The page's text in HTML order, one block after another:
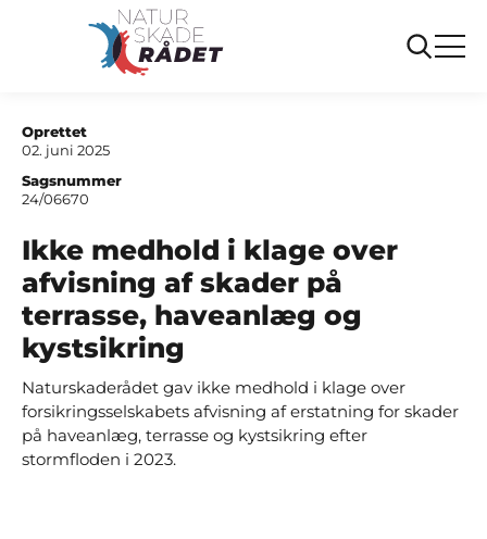
Sager
Ikke medhold i klage over afvisning af skader
på terrasse, haveanlæg og kystsikring
Oprettet
02. juni 2025
Sagsnummer
24/06670
Ikke medhold i klage over
afvisning af skader på
terrasse, haveanlæg og
kystsikring
Naturskaderådet gav ikke medhold i klage over
forsikringsselskabets afvisning af erstatning for skader
på haveanlæg, terrasse og kystsikring efter
stormfloden i 2023.